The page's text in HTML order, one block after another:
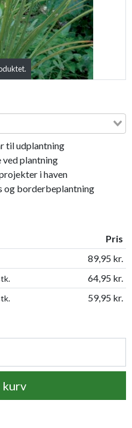
til udplantning
ved plantning
i haven
og borderbeplantning
Pris
89,95 kr.
64,95 kr.
59,95 kr.